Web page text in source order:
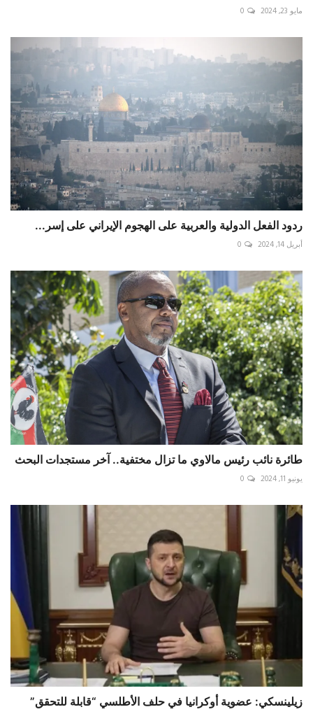
مايو 23, 2024 0
ردود الفعل الدولية والعربية على الهجوم الإيراني على إسر...
أبريل 14, 2024 0
طائرة نائب رئيس مالاوي ما تزال مختفية.. آخر مستجدات البحث
يونيو 11, 2024 0
زيلينسكي: عضوية أوكرانيا في حلف الأطلسي “قابلة للتحقق”